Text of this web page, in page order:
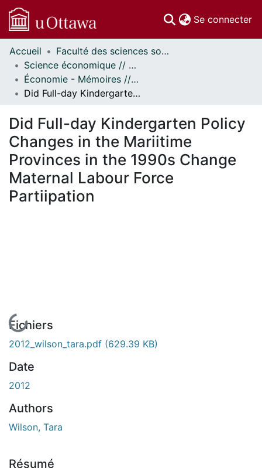
Se connecter
Communautés
et collections
Parcourir
Statistiques
À propos
Accueil
Faculté des sciences sociales // Faculty of Social Sciences
Science économique // Economics
Économie - Mémoires // Economics - Research Papers
Did Full-day Kindergarten Policy Changes in the Mariitime Provinces in the 1990s Change Maternal Labour Force Partiipation
Did Full-day Kindergarten Policy
Changes in the Mariitime
Provinces in the 1990s Change
Maternal Labour Force
Partiipation
En cours de chargement...
Fichiers
2012_wilson_tara.pdf (629.39 KB)
Date
2012
Authors
Wilson, Tara
Résumé